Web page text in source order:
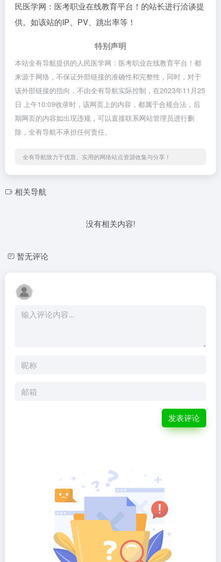
民医学网：医考职业在线教育平台！的站长进行洽谈提
供。如该站的IP、PV、跳出率等！
特别声明
本站全有导航提供的人民医学网：医考职业在线教育平台！都
来源于网络，不保证外部链接的准确性和完整性，同时，对于
该外部链接的指向，不由全有导航实际控制，在2023年11月25
日 上午10:09收录时，该网页上的内容，都属于合规合法，后
期网页的内容如出现违规，可以直接联系网站管理员进行删
除，全有导航不承担任何责任。
全有导航致力于优质、实用的网络站点资源收集与分享！
相关导航
没有相关内容!
暂无评论
发表评论